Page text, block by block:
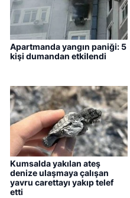
Apartmanda yangın paniği: 5
kişi dumandan etkilendi
Kumsalda yakılan ateş
denize ulaşmaya çalışan
yavru carettayı yakıp telef
etti